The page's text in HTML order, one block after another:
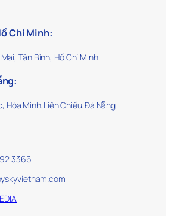
Chí Minh:
Tân Bình, Hồ Chí Minh
Hòa Minh,Liên Chiểu,Đà Nẵng
3366